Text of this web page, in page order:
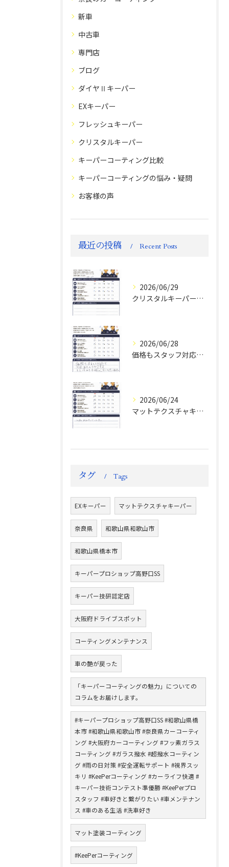
新車
中古車
専門店
ブログ
ダイヤⅡキーパー
EXキーパー
フレッシュキーパー
クリスタルキーパー
キーパーコーティング比較
キーパーコーティングの悩み・疑問
お客様の声
最近の投稿 Recent Posts
2026/06/29
クリスタルキーパー評判
2026/06/28
価格もスタッフ対応も大変満足！ランドクルーザーFJお客様の声
2026/06/24
マットテクスチャキーパー施工後のお客様の声
タグ Tags
EXキーパー マットテクスチャキーパー
奈良県 和歌山県和歌山市
和歌山県橋本市
キーパープロショップ高野口SS
キーパー技研認定店
大阪府ドライブスポット
コーティングメンテナンス
車の艶が戻った
「キーパーコーティングの魅力」についての
コラムをお届けします。
#キーパープロショップ高野口SS #和歌山県橋
本市 #和歌山県和歌山市 #奈良県カーコーティ
ング #大阪府カーコーティング #フッ素ガラス
コーティング #ガラス撥水 #超撥水コーティン
グ #雨の日対策 #安全運転サポート #視界スッ
キリ #KeePerコーティング #カーライフ快適 #
キーパー技術コンテスト準優勝 #KeePerプロ
スタッフ #車好きと繋がりたい #車メンテナン
ス #車のある生活 #洗車好き
マット塗装コーティング
#KeePerコーティング